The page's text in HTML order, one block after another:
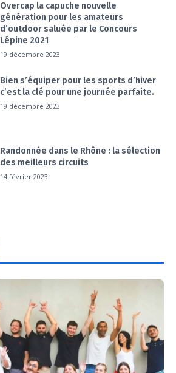
Overcap la capuche nouvelle
génération pour les amateurs
d’outdoor saluée par le Concours
Lépine 2021
19 décembre 2023
Bien s’équiper pour les sports d’hiver
c’est la clé pour une journée parfaite.
19 décembre 2023
Randonnée dans le Rhône : la sélection
des meilleurs circuits
14 février 2023